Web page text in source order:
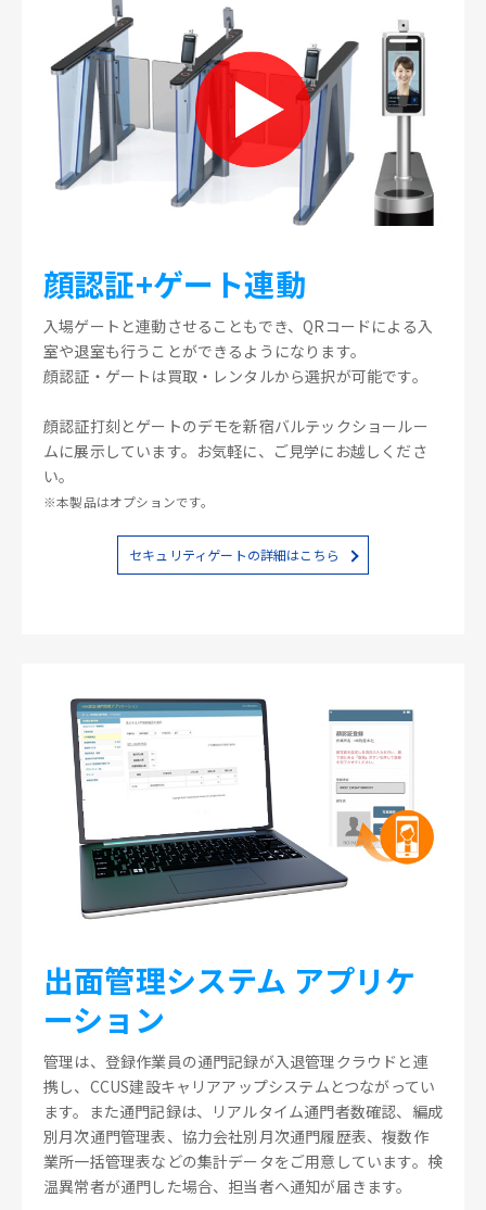
顔認証+ゲート連動
入場ゲートと連動させることもでき、QRコードによる入
室や退室も行うことができるようになります。
顔認証・ゲートは買取・レンタルから選択が可能です。
顔認証打刻とゲートのデモを新宿バルテックショールー
ムに展示しています。お気軽に、ご見学にお越しくださ
い。
※本製品はオプションです。
セキュリティゲートの詳細はこちら
出面管理システム アプリケ
ーション
管理は、登録作業員の通門記録が入退管理クラウドと連
携し、CCUS建設キャリアアップシステムとつながってい
ます。また通門記録は、リアルタイム通門者数確認、編成
別月次通門管理表、協力会社別月次通門履歴表、複数作
業所一括管理表などの集計データをご用意しています。検
温異常者が通門した場合、担当者へ通知が届きます。